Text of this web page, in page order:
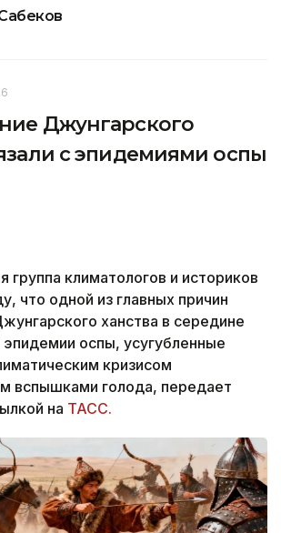
Джунгарского
с эпидемиями оспы
климатологов и историков
что одной из главных причин
ханства в середине
эпидемии оспы, усугубленные
кризисом
вспышками голода, передает
на ТАСС.